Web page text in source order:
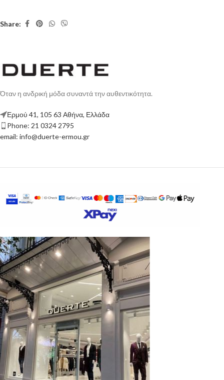
Share:
Όταν η ανδρική μόδα συναντά την αυθεντικότητα.
Ερμού 41, 105 63 Αθήνα, Ελλάδα
Phone: 21 0324 2795
email: info@duerte-ermou.gr